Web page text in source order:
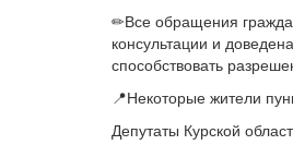
✏Все обращения
консультации и
способствовать
📍Некоторые жители
Депутаты Курской